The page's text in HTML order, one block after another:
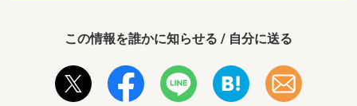
この情報を誰かに知らせる / 自分に送る